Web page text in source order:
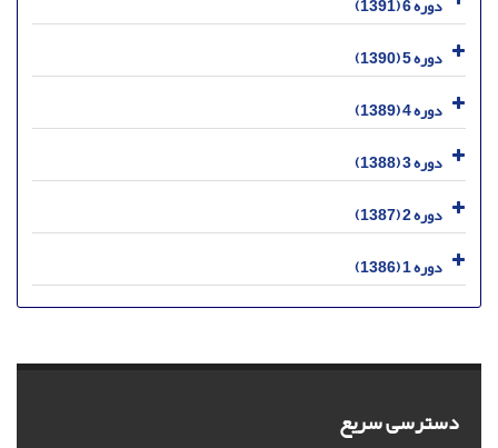
دوره 6 (1391)
دوره 5 (1390)
دوره 4 (1389)
دوره 3 (1388)
دوره 2 (1387)
دوره 1 (1386)
دسترسی سریع